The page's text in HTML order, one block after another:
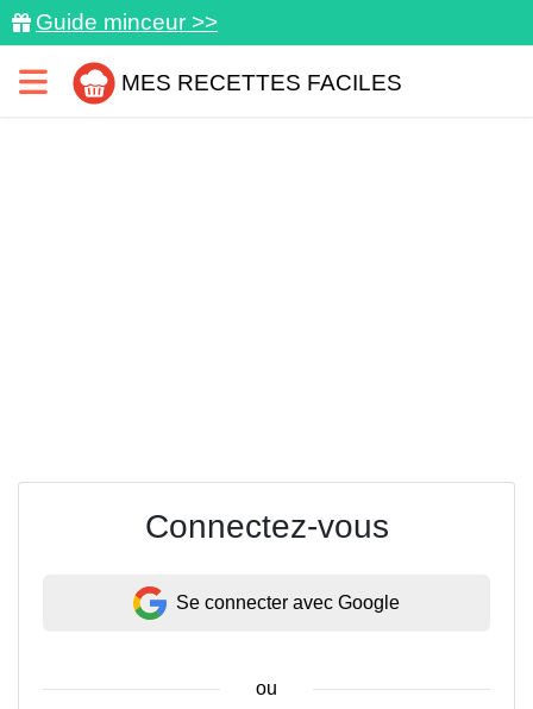
Guide minceur >>
MES RECETTES FACILES
Connectez-vous
Se connecter avec Google
ou